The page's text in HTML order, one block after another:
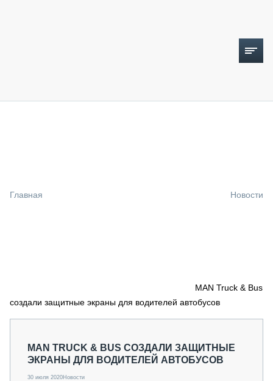
СПЕЦПРОЕКТЫ
О ПРОЕКТЕ
Главная Новости
MAN Truck & Bus
создали защитные экраны для водителей автобусов
MAN TRUCK & BUS СОЗДАЛИ ЗАЩИТНЫЕ
ЭКРАНЫ ДЛЯ ВОДИТЕЛЕЙ АВТОБУСОВ
30 июля 2020Новости